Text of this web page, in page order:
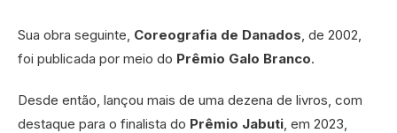
Sua obra seguinte, Coreografia de Danados , de 2002,
foi publicada por meio do Prêmio Galo Branco.
Desde então, lançou mais de uma dezena de livros, com
destaque para o finalista do Prêmio Jabuti , em 2023,